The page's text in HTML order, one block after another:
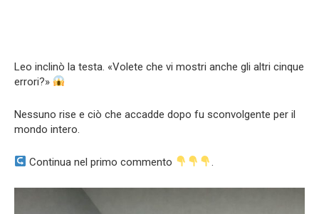
Leo inclinò la testa. «Volete che vi mostri anche gli altri cinque
errori?»
Nessuno rise e ciò che accadde dopo fu sconvolgente per il
mondo intero.
Continua nel primo commento